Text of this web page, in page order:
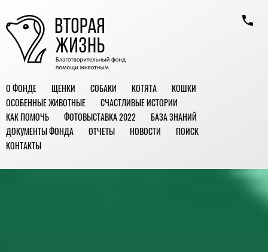
О ФОНДЕ ЩЕНКИ СОБАКИ КОТЯТА
КОШКИ
ОСОБЕННЫЕ ЖИВОТНЫЕ
СЧАСТЛИВЫЕ ИСТОРИИ
КАК ПОМОЧЬ
ФОТОВЫСТАВКА 2022
БАЗА ЗНАНИЙ
ДОКУМЕНТЫ ФОНДА
ОТЧЕТЫ НОВОСТИ
ПОИСК
КОНТАКТЫ